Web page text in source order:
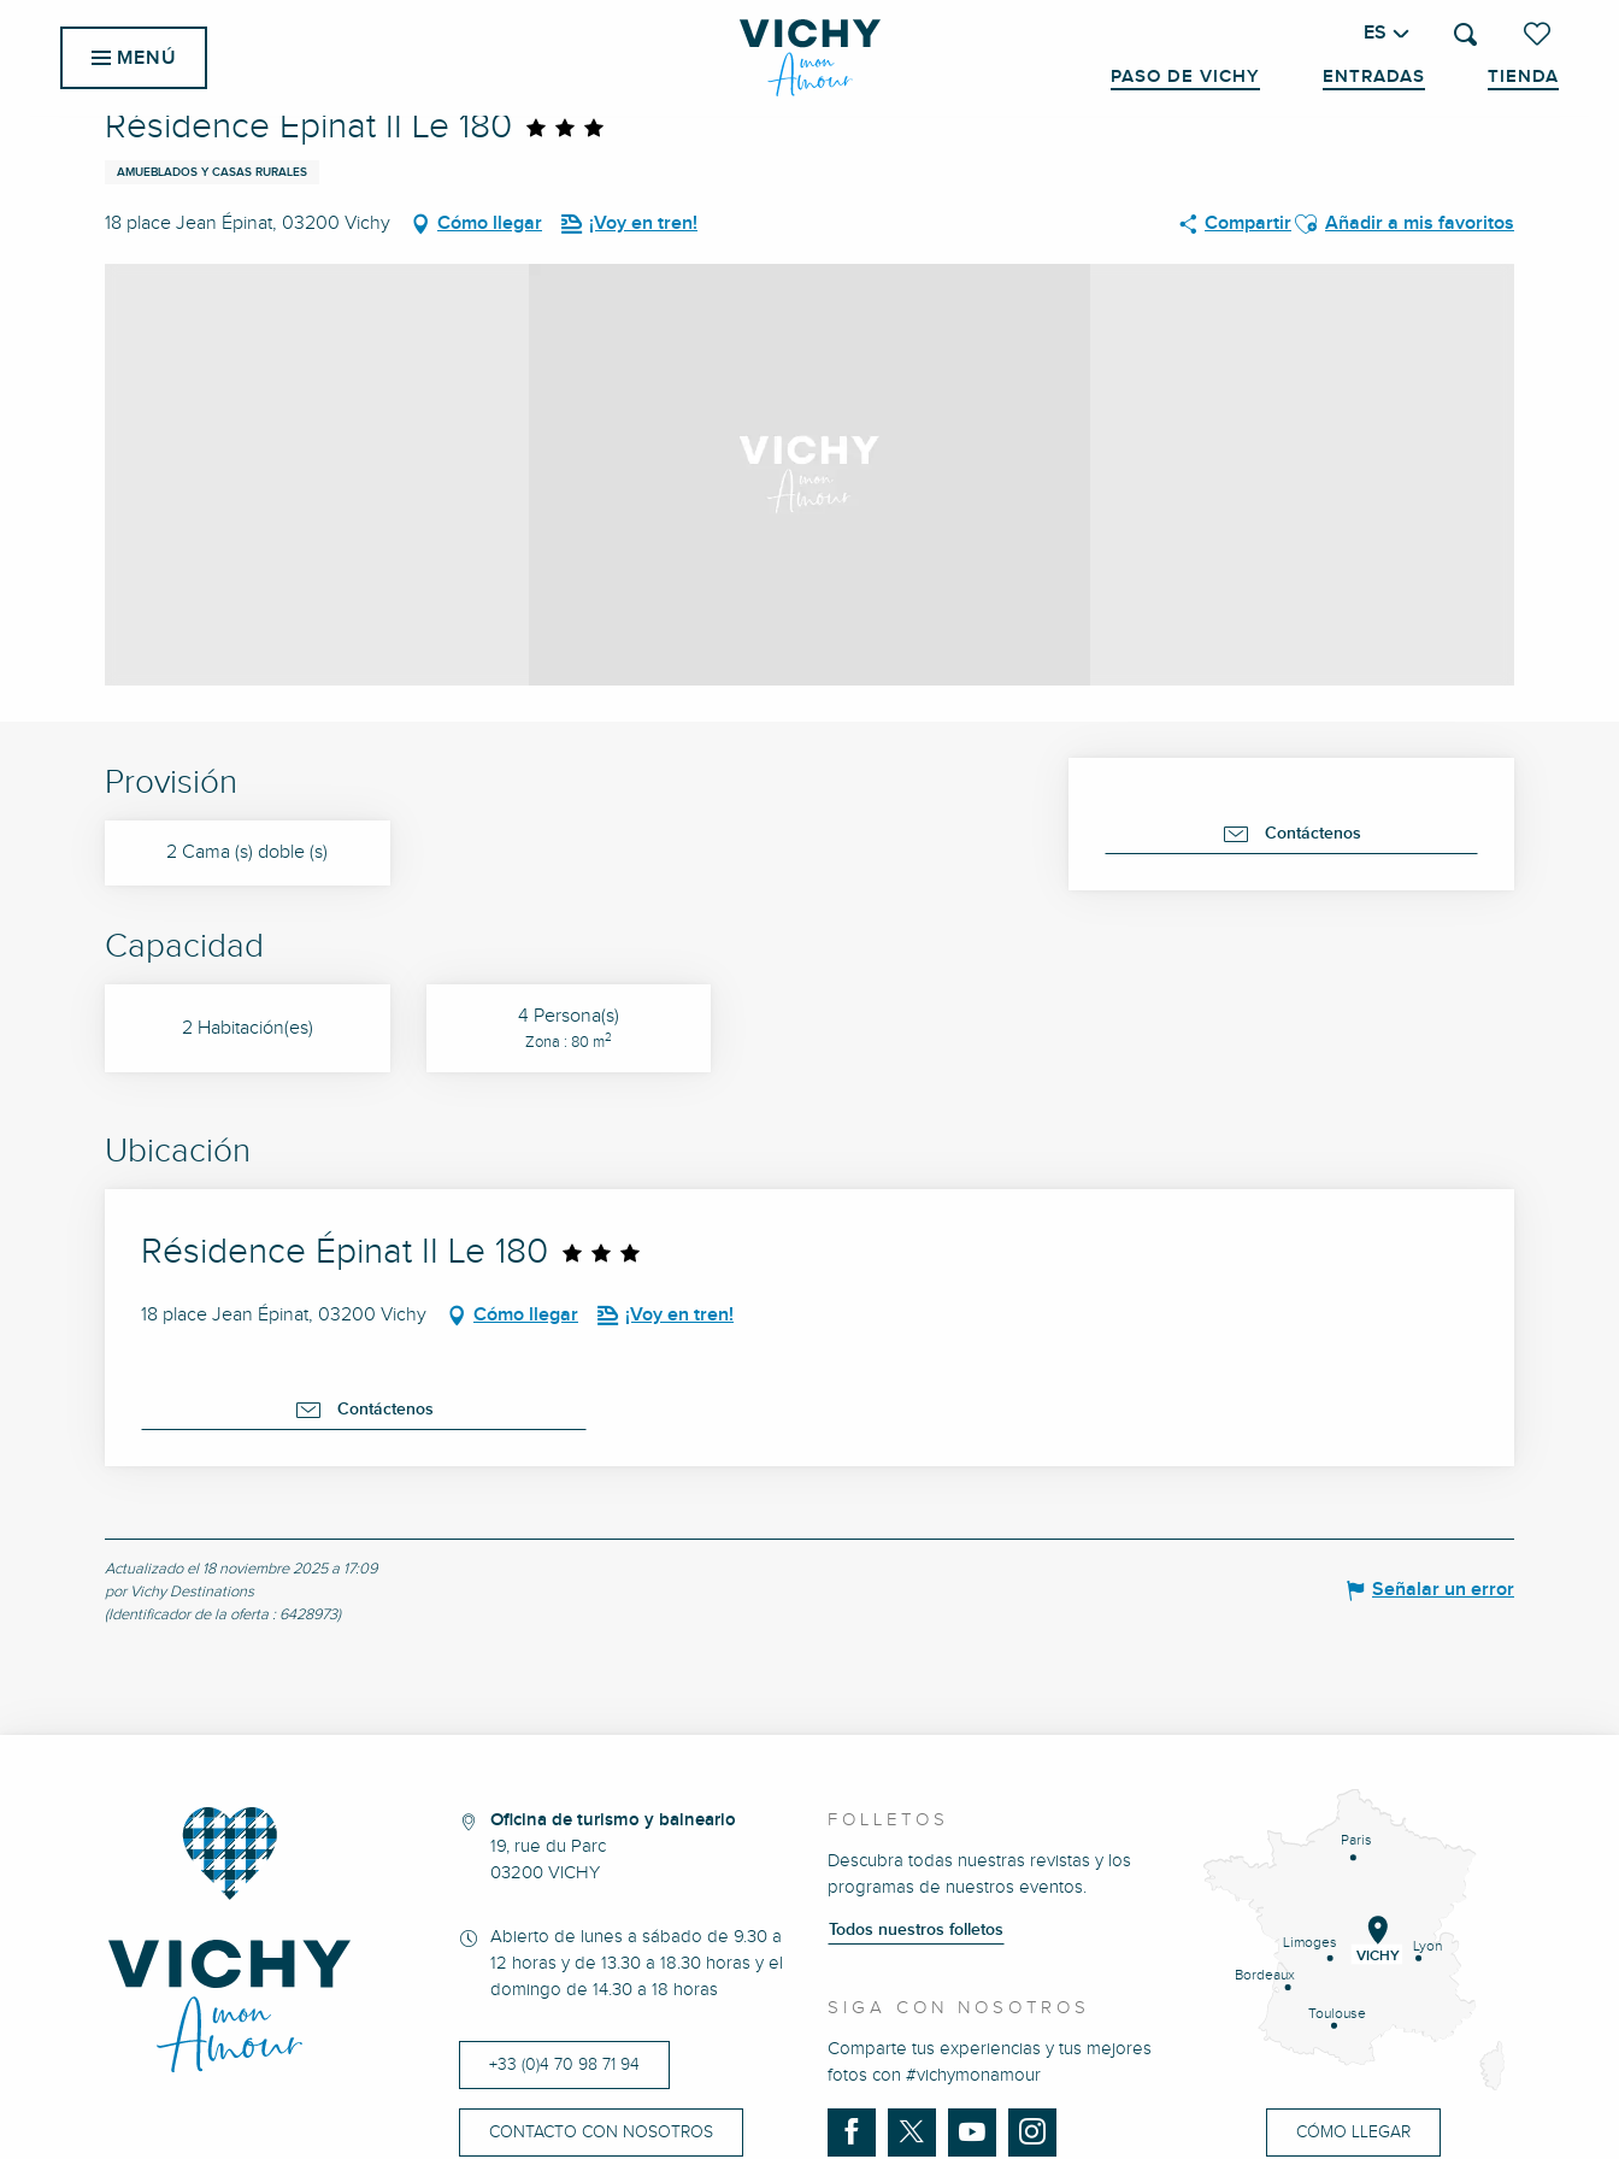
Voir les
Buscar
ES
PASO DE VICHY ENTRADAS TIENDA
MENÚ
Inicio Résidence Épinat II Le 180
Résidence Épinat II Le 180
AMUEBLADOS Y CASAS RURALES
18 place Jean Épinat, 03200 Vichy Cómo llegar ¡Voy en tren! CompartirAjouter aux favoris
Añadir a mis favoritos
Contáctenos
Provisión
2 Cama (s) doble (s)
Capacidad
2 Habitación(es) 4 Persona(s)
Zona : 80 m2
Ubicación
Résidence Épinat II Le 180
18 place Jean Épinat, 03200 Vichy Cómo llegar ¡Voy en tren!
Contáctenos
Actualizado el 18 noviembre 2025 a 17:09
por Vichy Destinations
(Identificador de la oferta : 6428973)
Señalar un error
Oficina de turismo y balneario
19, rue du Parc
03200 VICHY
Abierto de lunes a sábado de 9.30 a
12 horas y de 13.30 a 18.30 horas y el
domingo de 14.30 a 18 horas
+33 (0)4 70 98 71 94
CONTACTO CON NOSOTROS
FOLLETOS
Descubra todas nuestras revistas y los
programas de nuestros eventos.
Todos nuestros folletos
SIGA CON NOSOTROS
Comparte tus experiencias y tus mejores
fotos con #vichymonamour
Paris
Lyon
Limoges
Bordeaux
Toulouse
VICHY
CÓMO LLEGAR